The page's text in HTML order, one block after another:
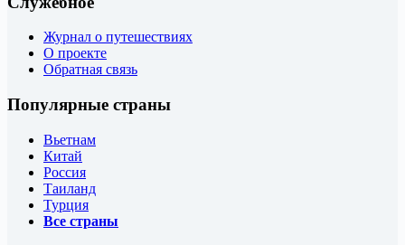
Журнал о путешествиях
О проекте
Обратная связь
Популярные страны
Вьетнам
Китай
Россия
Таиланд
Турция
Все страны